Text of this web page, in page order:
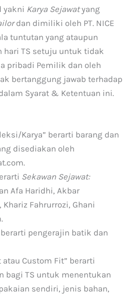
yakni Karya Sejawatyang
dan dimiliki oleh PT. NICE
tuntutan yang ataupun
hari TS setuju untuk tidak
pribadi Pemilik dan oleh
bertanggung jawab terhadap
Syarat & Ketentuan ini.
Karya” berarti barang dan
disediakan oleh
Sekawan Sejawat:
Afa Haridhi, Akbar
Khariz Fahrurrozi, Ghani
berarti pengerajin batik dan
atau Custom Fit” berarti
bagi TS untuk menentukan
sendiri, jenis bahan,